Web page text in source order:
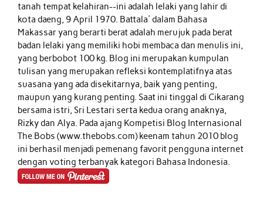
tanah tempat kelahiran--ini adalah lelaki yang lahir di
kota daeng, 9 April 1970. Battala' dalam Bahasa
Makassar yang berarti berat adalah merujuk pada berat
badan lelaki yang memiliki hobi membaca dan menulis ini,
yang berbobot 100 kg. Blog ini merupakan kumpulan
tulisan yang merupakan refleksi kontemplatifnya atas
suasana yang ada disekitarnya, baik yang penting,
maupun yang kurang penting. Saat ini tinggal di Cikarang
bersama istri, Sri Lestari serta kedua orang anaknya,
Rizky dan Alya. Pada ajang Kompetisi Blog Internasional
The Bobs (www.thebobs.com) keenam tahun 2010 blog
ini berhasil menjadi pemenang favorit pengguna internet
dengan voting terbanyak kategori Bahasa Indonesia.